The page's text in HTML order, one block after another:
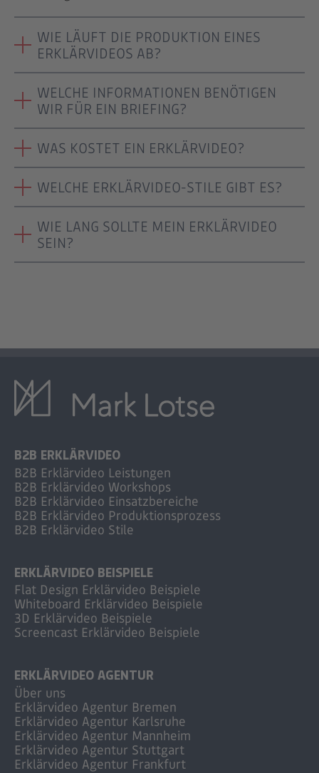
WIE LÄUFT DIE PRODUKTION EINES
ERKLÄRVIDEOS AB?
WELCHE INFORMATIONEN BENÖTIGEN
WIR FÜR EIN BRIEFING?
WAS KOSTET EIN ERKLÄRVIDEO?
WELCHE ERKLÄRVIDEO-STILE GIBT ES?
WIE LANG SOLLTE MEIN ERKLÄRVIDEO
SEIN?
B2B ERKLÄRVIDEO
B2B Erklärvideo Leistungen
B2B Erklärvideo Workshops
B2B Erklärvideo Einsatzbereiche
B2B Erklärvideo Produktionsprozess
B2B Erklärvideo Stile
ERKLÄRVIDEO BEISPIELE
Flat Design Erklärvideo Beispiele
Whiteboard Erklärvideo Beispiele
3D Erklärvideo Beispiele
Screencast Erklärvideo Beispiele
ERKLÄRVIDEO AGENTUR
Über uns
Erklärvideo Agentur Bremen
Erklärvideo Agentur Karlsruhe
Erklärvideo Agentur Mannheim
Erklärvideo Agentur Stuttgart
Erklärvideo Agentur Frankfurt